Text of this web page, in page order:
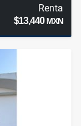
Renta
$13,440MXN